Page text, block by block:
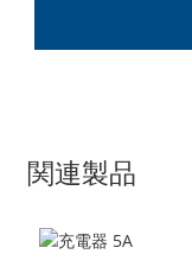
関連製品